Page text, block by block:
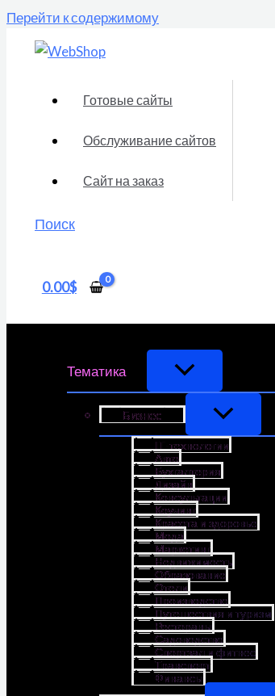
Перейти к содержимому
Готовые сайты
Обслуживание сайтов
Сайт на заказ
Поиск
0.00$
Тематика
Бизнес
IT-технологии
Авто
Бухгалтерия
Дизайн
Консультации
Коучинг
Красота и здоровье
Мода
Маркетинг
Недвижимость
Образование
Отели
Производство
Путешествия и туризм
Рестораны
Садоводство
Спортзал и фитнес
Транспорт
Финансы